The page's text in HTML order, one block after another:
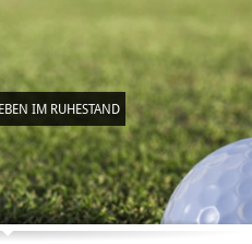
IM RUHESTAND